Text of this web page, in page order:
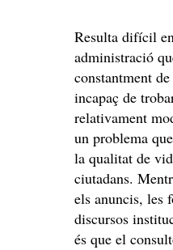
Resulta difícil
administració
constantment
incapaç de
relativament
un problema
la qualitat de
ciutadans.
els anuncis, les
discursos
és que el